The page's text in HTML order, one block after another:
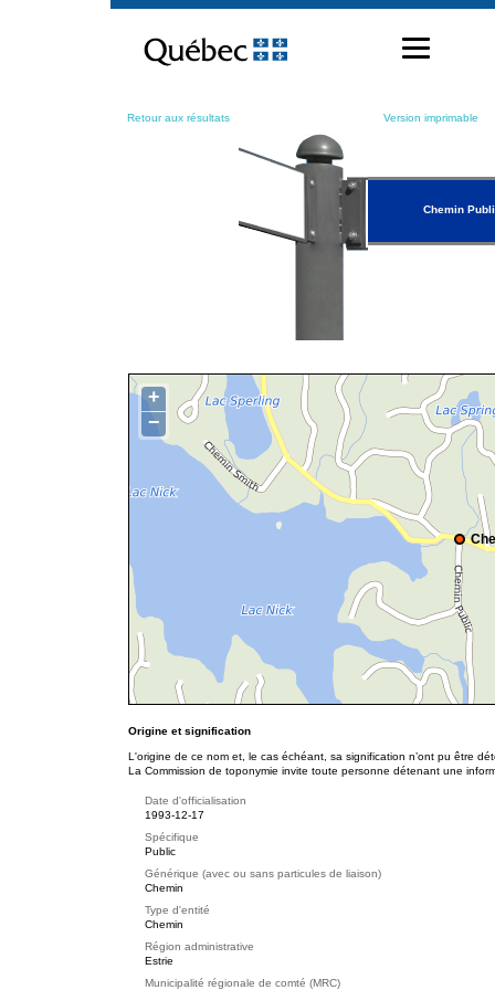
contenu
Retour aux résultats Version imprimable
Chemin
+
−
Origine et signification
L'origine de ce nom et, le cas échéant, sa signification n’ont pu être
La Commission de toponymie invite toute personne détenant une
Date d'officialisation
1993-12-17
Spécifique
Public
Générique (avec ou sans particules de liaison)
Chemin
Type d'entité
Chemin
Région administrative
Estrie
Municipalité régionale de comté (MRC)